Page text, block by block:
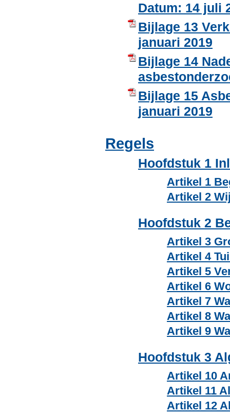
Datum: 14 juli
Bijlage 13
januari 2019
Bijlage 14
Bijlage 15
januari 2019
Regels
Hoofdstuk 1
Artikel 1
Artikel 2
Hoofdstuk 2
Artikel 3
Artikel 4
Artikel 5
Artikel 6
Artikel 7
Artikel 8
Artikel 9
Hoofdstuk 3
Artikel 10
Artikel 11
Artikel 12